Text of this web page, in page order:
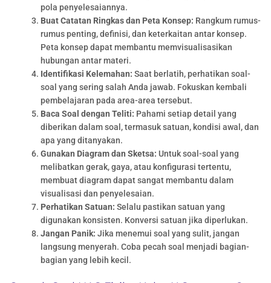
pola penyelesaiannya.
Buat Catatan Ringkas dan Peta Konsep: Rangkum rumus-
rumus penting, definisi, dan keterkaitan antar konsep.
Peta konsep dapat membantu memvisualisasikan
hubungan antar materi.
Identifikasi Kelemahan: Saat berlatih, perhatikan soal-
soal yang sering salah Anda jawab. Fokuskan kembali
pembelajaran pada area-area tersebut.
Baca Soal dengan Teliti: Pahami setiap detail yang
diberikan dalam soal, termasuk satuan, kondisi awal, dan
apa yang ditanyakan.
Gunakan Diagram dan Sketsa: Untuk soal-soal yang
melibatkan gerak, gaya, atau konfigurasi tertentu,
membuat diagram dapat sangat membantu dalam
visualisasi dan penyelesaian.
Perhatikan Satuan: Selalu pastikan satuan yang
digunakan konsisten. Konversi satuan jika diperlukan.
Jangan Panik: Jika menemui soal yang sulit, jangan
langsung menyerah. Coba pecah soal menjadi bagian-
bagian yang lebih kecil.